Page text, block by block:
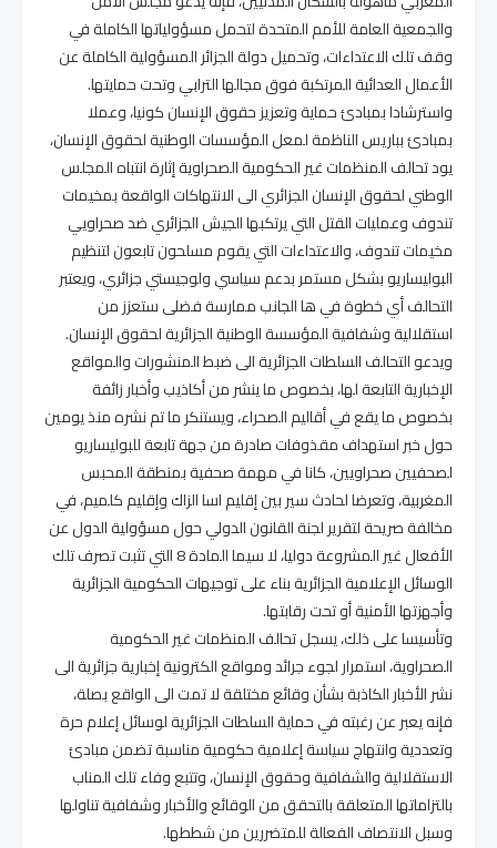
والجمعية العامة للأمم المتحدة لتحمل مسؤولياتها الكاملة في
وقف تلك الاعتداءات، وتحميل دولة الجزائر المسؤولية الكاملة عن
الأعمال العدائية المرتكبة فوق مجالها الترابي وتحت حمايتها.
واسترشادا بمبادئ حماية وتعزيز حقوق الإنسان كونيا، وعملا
بمبادئ بباريس الناظمة لمعل المؤسسات الوطنية لحقوق الإنسان،
يود تحالف المنظمات غير الحكومية الصحراوية إثارة انتباه المجلس
الوطني لحقوق الإنسان الجزائري الى الانتهاكات الواقعة بمخيمات
تندوف وعمليات القتل التي يرتكبها الجيش الجزائري ضد صحراويي
مخيمات تندوف، والاعتداءات التي يقوم مسلحون تابعون لتنظيم
البوليساريو بشكل مستمر بدعم سياسي ولوجيستي جزائري، ويعتبر
التحالف أي خطوة في ها الجانب ممارسة فضلى ستعزز من
استقلالية وشفافية المؤسسة الوطنية الجزائرية لحقوق الإنسان.
ويدعو التحالف السلطات الجزائرية الى ضبط المنشورات والمواقع
الإخبارية التابعة لها، بخصوص ما ينشر من أكاذيب وأخبار زائفة
بخصوص ما يقع في أقاليم الصحراء، ويستنكر ما تم نشره منذ يومين
حول خبر استهداف مقذوفات صادرة من جهة تابعة للبوليساريو
لصحفيين صحراويين، كانا في مهمة صحفية بمنطقة المحبس
المغربية، وتعرضا لحادث سير بين إقليم اسا الزاك وإقليم كلميم، في
مخالفة صريحة لتقرير لجنة القانون الدولي حول مسؤولية الدول عن
الأفعال غير المشروعة دوليا، لا سيما المادة 8 التي تثبت تصرف تلك
الوسائل الإعلامية الجزائرية بناء على توجيهات الحكومية الجزائرية
وأجهزتها الأمنية أو تحت رقابتها.
وتأسيسا على ذلك، يسجل تحالف المنظمات غير الحكومية
الصحراوية، استمرار لجوء جرائد ومواقع الكترونية إخبارية جزائرية الى
نشر الأخبار الكاذبة بشأن وقائع مختلقة لا تمت الى الواقع بصلة،
فإنه يعبر عن رغبته في حماية السلطات الجزائرية لوسائل إعلام حرة
وتعددية وانتهاج سياسة إعلامية حكومية مناسبة تضمن مبادئ
الاستقلالية والشفافية وحقوق الإنسان، وتتبع وفاء تلك المناب
بالتزاماتها المتعلقة بالتحقق من الوقائع والأخبار وشفافية تناولها
وسبل الانتصاف الفعالة للمتضررين من شططها.